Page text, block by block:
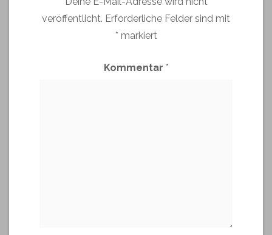
veröffentlicht. Erforderliche Felder sind mit
* markiert
Kommentar *